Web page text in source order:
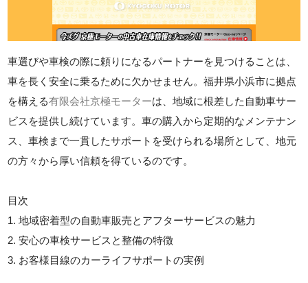
車選びや車検の際に頼りになるパートナーを見つけることは、
車を長く安全に乗るために欠かせません。福井県小浜市に拠点
を構える有限会社京極モーターは、地域に根差した自動車サー
ビスを提供し続けています。車の購入から定期的なメンテナン
ス、車検まで一貫したサポートを受けられる場所として、地元
の方々から厚い信頼を得ているのです。
目次
1. 地域密着型の自動車販売とアフターサービスの魅力
2. 安心の車検サービスと整備の特徴
3. お客様目線のカーライフサポートの実例